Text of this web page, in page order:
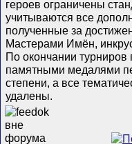
героев ограничены
учитываются все
полученные за
Мастерами Имён,
По окончании турниров
памятными медалями
степени, а все
удалены.